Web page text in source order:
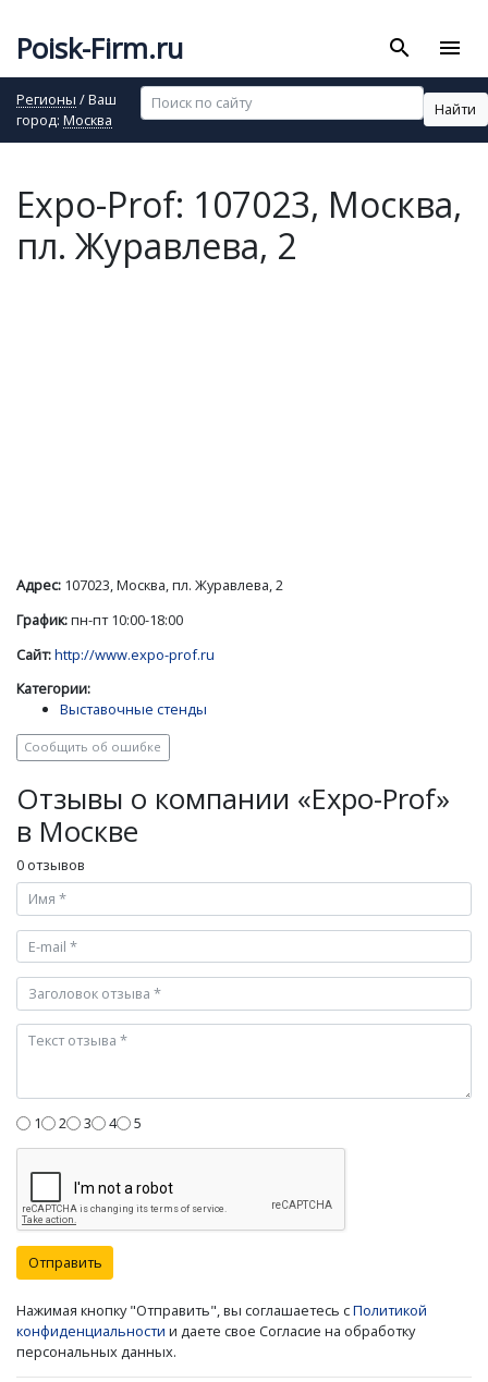
Poisk-Firm.ru search menu
Регионы / Ваш
город: Москва
Найти
Expo-Prof: 107023, Москва,
пл. Журавлева, 2
Адрес: 107023, Москва, пл. Журавлева, 2
График:пн-пт 10:00-18:00
Сайт:http://www.expo-prof.ru
Категории:
Выставочные стенды
Сообщить об ошибке
Отзывы о компании «Expo-Prof»
в Москве
0 отзывов
1 2 3 4 5
Отправить
Нажимая кнопку "Отправить", вы соглашаетесь сПолитикой
конфиденциальности и даете свое Согласие на обработку
персональных данных.